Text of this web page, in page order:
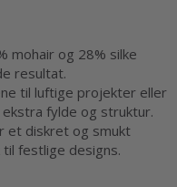
mohair og 28% silke
resultat.
til luftige projekter eller
fylde og struktur.
et diskret og smukt
festlige designs.